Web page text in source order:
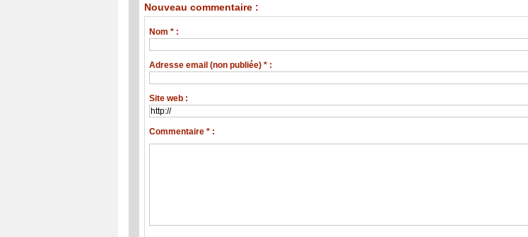
Nouveau commentaire :
Nom * :
Adresse email (non publiée) * :
Site web :
Commentaire * :